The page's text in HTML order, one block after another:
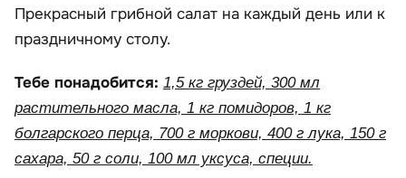
Прекрасный грибной салат на каждый день или к
праздничному столу.
Тебе понадобится: 1,5 кг груздей, 300 мл
растительного масла, 1 кг помидоров, 1 кг
болгарского перца, 700 г моркови, 400 г лука, 150 г
сахара, 50 г соли, 100 мл уксуса, специи.